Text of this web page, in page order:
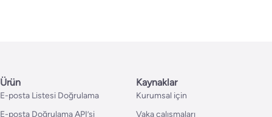
Ürün
E-posta Listesi Doğrulama
E-posta Doğrulama API’si
Kaynaklar
Kurumsal için
Vaka çalışmaları